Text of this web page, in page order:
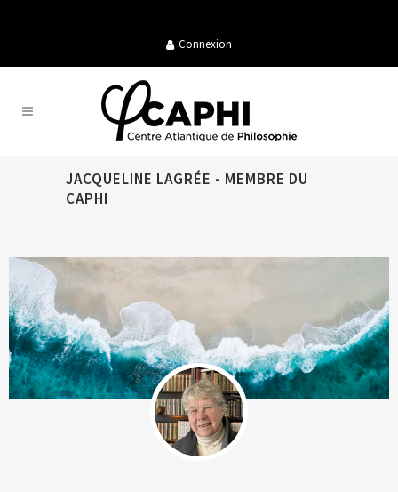
Connexion
JACQUELINE LAGRÉE - MEMBRE DU
CAPHI